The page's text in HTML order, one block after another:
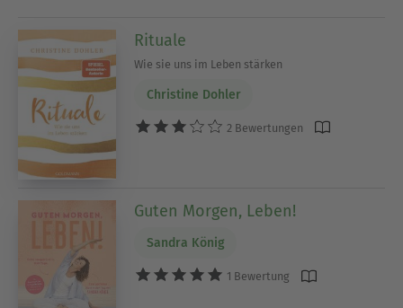
Rituale
Wie sie uns im Leben stärken
Christine Dohler
2 Bewertungen
Guten Morgen, Leben!
Sandra König
1 Bewertung